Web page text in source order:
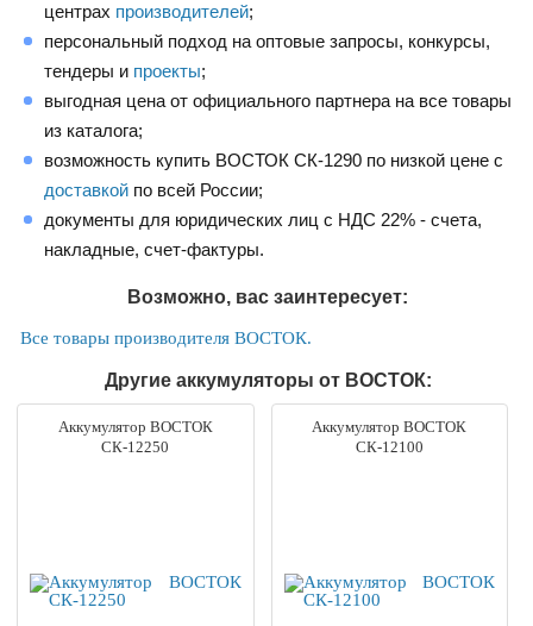
центрах производителей;
персональный подход на оптовые запросы, конкурсы,
тендеры и проекты;
выгодная цена от официального партнера на все товары
из каталога;
возможность купить ВОСТОК СК-1290 по низкой цене с
доставкой по всей России;
документы для юридических лиц с НДС 22% - счета,
накладные, счет-фактуры.
Возможно, вас заинтересует:
Все товары производителя ВОСТОК.
Другие аккумуляторы от ВОСТОК:
Аккумулятор ВОСТОК
СК-12250
Аккумулятор ВОСТОК
СК-12100